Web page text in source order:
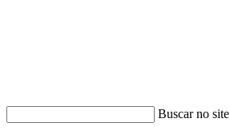
Buscar no site